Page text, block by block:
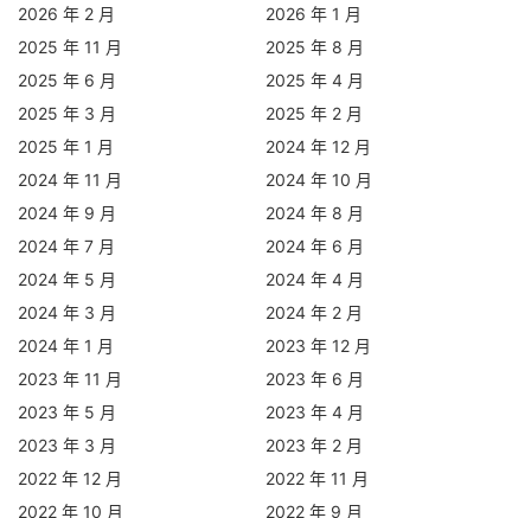
2026 年 2 月
2026 年 1 月
2025 年 11 月
2025 年 8 月
2025 年 6 月
2025 年 4 月
2025 年 3 月
2025 年 2 月
2025 年 1 月
2024 年 12 月
2024 年 11 月
2024 年 10 月
2024 年 9 月
2024 年 8 月
2024 年 7 月
2024 年 6 月
2024 年 5 月
2024 年 4 月
2024 年 3 月
2024 年 2 月
2024 年 1 月
2023 年 12 月
2023 年 11 月
2023 年 6 月
2023 年 5 月
2023 年 4 月
2023 年 3 月
2023 年 2 月
2022 年 12 月
2022 年 11 月
2022 年 10 月
2022 年 9 月